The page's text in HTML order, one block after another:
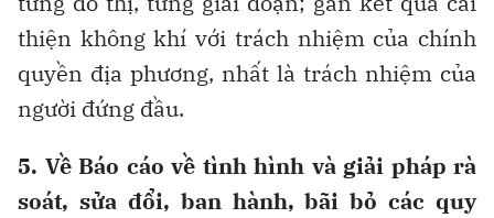
thiện không khí với trách nhiệm của chính
quyền địa phương, nhất là trách nhiệm của
người đứng đầu.
5. Về Báo cáo về tình hình và giải pháp rà
soát, sửa đổi, ban hành, bãi bỏ các quy